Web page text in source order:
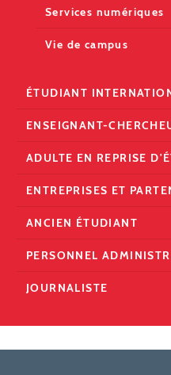
Services numériques
Vie de campus
ÉTUDIANT
ENSEIGNANT-
ADULTE EN REPRISE
ENTREPRISES ET
ANCIEN ÉTUDIANT
PERSONNEL
JOURNALISTE